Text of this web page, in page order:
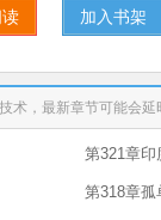
加入书架
术，最新章节可能会
第321章印
第318章孤